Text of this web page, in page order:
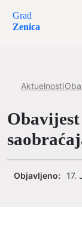
Grad
Zenica
Aktuelnosti
Objavljeno: 17.